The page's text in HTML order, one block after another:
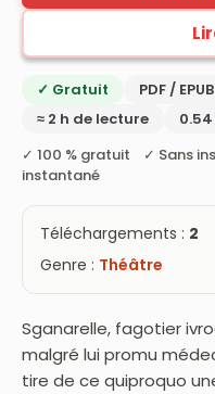
✓ Gratuit PDF / EPUB
≈ 2 h de lecture
0.54
✓ 100 % gratuit ✓ Sans
instantané
Téléchargements : 2
Genre : Théâtre
Sganarelle, fagotier
malgré lui promu
tire de ce quiproquo